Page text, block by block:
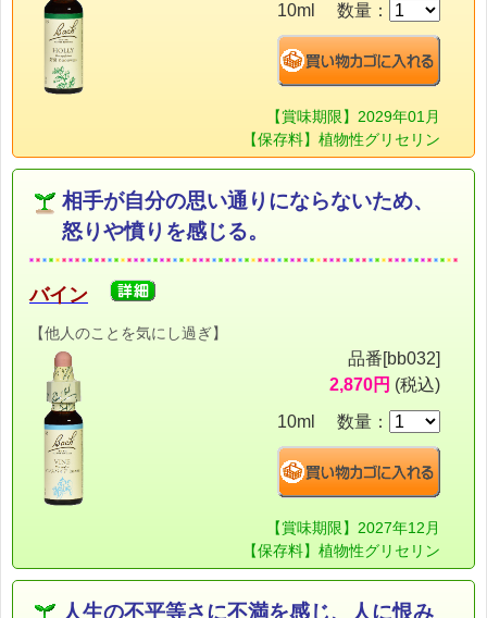
10ml 数量：
【賞味期限】2029年01月
【保存料】植物性グリセリン
相手が自分の思い通りにならないため、
怒りや憤りを感じる。
バイン
【他人のことを気にし過ぎ】
品番[bb032]
2,870円 (税込)
10ml 数量：
【賞味期限】2027年12月
【保存料】植物性グリセリン
人生の不平等さに不満を感じ、人に恨み